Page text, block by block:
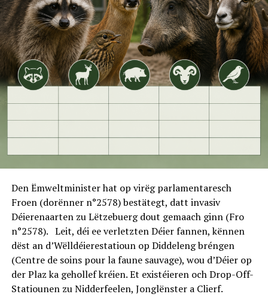
Den Ëmweltminister hat op virëg parlamentaresch
Froen (dorënner n°2578) bestätegt, datt invasiv
Déierenaarten zu Lëtzebuerg dout gemaach ginn (Fro
n°2578). Leit, déi ee verletzten Déier fannen, kënnen
dëst an d’Wëlldéierestatioun op Diddeleng bréngen
(Centre de soins pour la faune sauvage), wou d’Déier op
der Plaz ka gehollef kréien. Et existéieren och Drop-Off-
Statiounen zu Nidderfeelen, Jonglënster a Clierf.